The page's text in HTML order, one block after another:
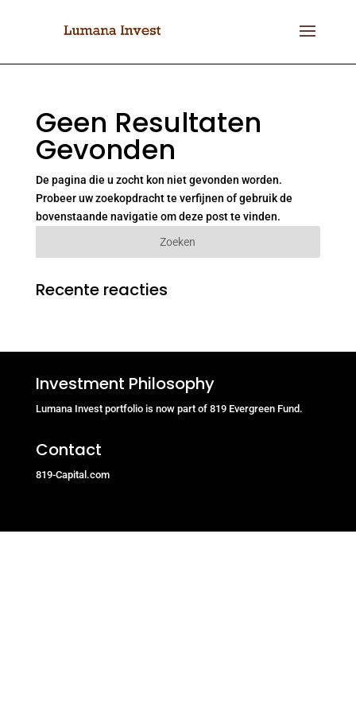
Geen Resultaten
Gevonden
De pagina die u zocht kon niet gevonden worden.
Probeer uw zoekopdracht te verfijnen of gebruik de
bovenstaande navigatie om deze post te vinden.
Recente reacties
Investment Philosophy
Lumana Invest portfolio is now part of 819 Evergreen Fund.
Contact
819-Capital.com